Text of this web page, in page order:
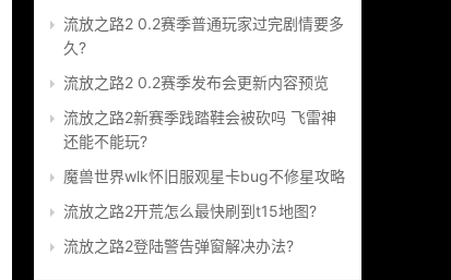
流放之路2 0.2赛季普通玩家过完剧情要多
久?
流放之路2 0.2赛季发布会更新内容预览
流放之路2新赛季践踏鞋会被砍吗 飞雷神
还能不能玩?
魔兽世界wlk怀旧服观星卡bug不修星攻略
流放之路2开荒怎么最快刷到t15地图?
流放之路2登陆警告弹窗解决办法?